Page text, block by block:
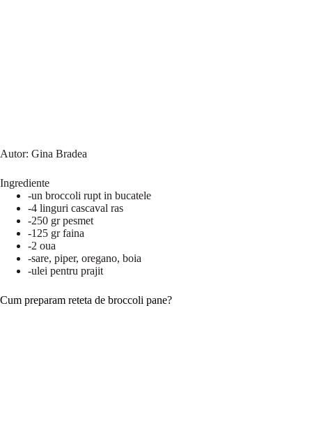
Autor: Gina Bradea
Ingrediente
-un broccoli rupt in bucatele
-4 linguri cascaval ras
-250 gr pesmet
-125 gr faina
-2 oua
-sare, piper, oregano, boia
-ulei pentru prajit
Cum preparam reteta de broccoli pane?